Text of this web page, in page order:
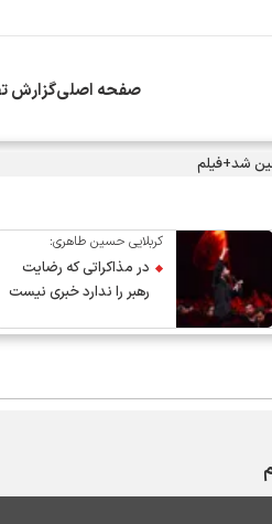
صفحه اصلیگزارش
شد+فیلم
کربلایی حسین طاهری:
در مذاکراتی که رضایت
رهبر را ندارد خبری نیست